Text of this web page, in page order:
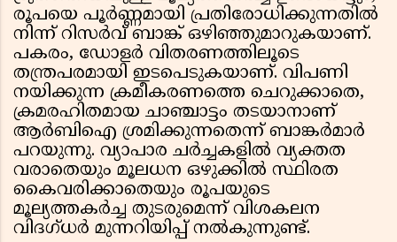
രൂപയെ പൂർണ്ണമായി പ്രതിരോധിക്കുന്നതിൽ
നിന്ന് റിസർവ് ബാങ്ക് ഒഴിഞ്ഞുമാറുകയാണ്.
പകരം, ഡോളർ വിതരണത്തിലൂടെ
തന്ത്രപരമായി ഇടപെടുകയാണ്. വിപണി
നയിക്കുന്ന ക്രമീകരണത്തെ ചെറുക്കാതെ,
ക്രമരഹിതമായ ചാഞ്ചാട്ടം തടയാനാണ്
ആർബിഐ ശ്രമിക്കുന്നതെന്ന് ബാങ്കർമാർ
പറയുന്നു. വ്യാപാര ചർച്ചകളിൽ വ്യക്തത
വരാതെയും മൂലധന ഒഴുക്കിൽ സ്ഥിരത
കൈവരിക്കാതെയും രൂപയുടെ
മൂല്യത്തകർച്ച തുടരുമെന്ന് വിശകലന
വിദഗ്ധർ മുന്നറിയിപ്പ് നൽകുന്നുണ്ട്.